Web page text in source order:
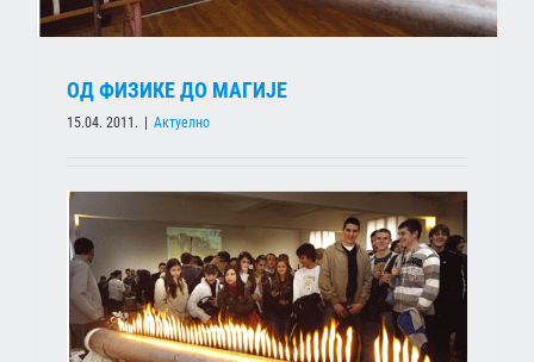
ОД ФИЗИКЕ ДО МАГИЈЕ
15.04. 2011. Актуелно